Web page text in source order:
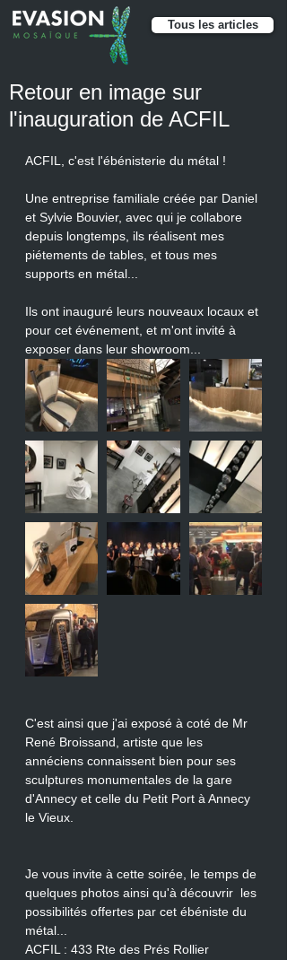
Tous les articles
Retour en image sur
l'inauguration de ACFIL
ACFIL, c'est l'ébénisterie du métal !
Une entreprise familiale créée par Daniel
et Sylvie Bouvier, avec qui je collabore
depuis longtemps, ils réalisent mes
piétements de tables, et tous mes
supports en métal...
Ils ont inauguré leurs nouveaux locaux et
pour cet événement, et m'ont invité à
exposer dans leur showroom...
C'est ainsi que j'ai exposé à coté de Mr
René Broissand, artiste que les
annéciens connaissent bien pour ses
sculptures monumentales de la gare
d'Annecy et celle du Petit Port à Annecy
le Vieux.
Je vous invite à cette soirée, le temps de
quelques photos ainsi qu'à découvrir  les
possibilités offertes par cet ébéniste du
métal...
ACFIL : 433 Rte des Prés Rollier